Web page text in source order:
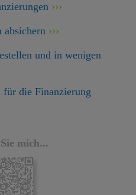
absichern
und in wenigen
für die Finanzierung
mich...